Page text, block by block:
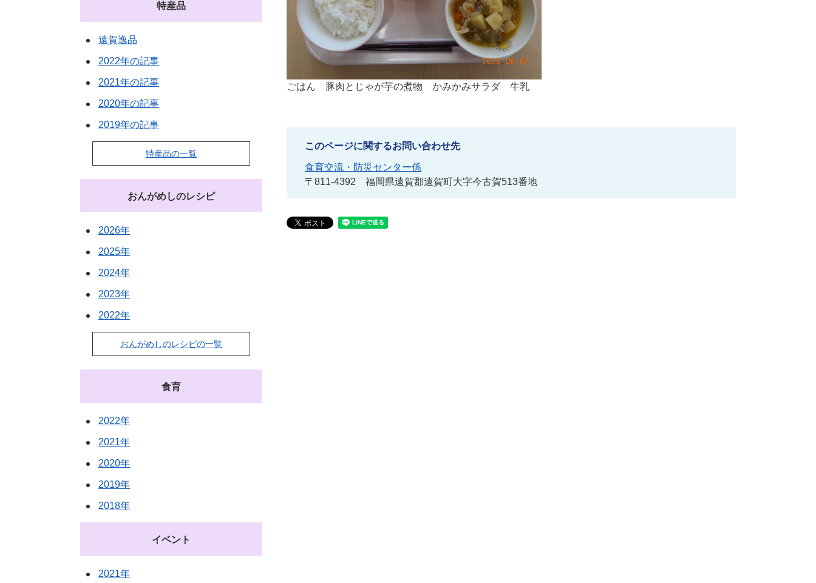
ごはん 豚肉とじゃが芋の煮物 かみかみサラダ 牛乳
このページに関するお問い合わせ先
食育交流・防災センター係
〒811-4392
福岡県遠賀郡遠賀町大字今古賀513番地
特産品
遠賀逸品
2022年の記事
2021年の記事
2020年の記事
2019年の記事
特産品の一覧
おんがめしのレシピ
2026年
2025年
2024年
2023年
2022年
おんがめしのレシピの一覧
食育
2022年
2021年
2020年
2019年
2018年
イベント
2021年